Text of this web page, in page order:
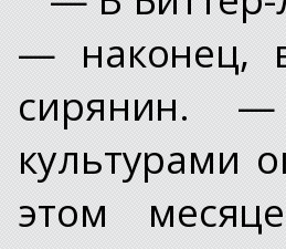
— наконец,
сирянин.
культурами
этом